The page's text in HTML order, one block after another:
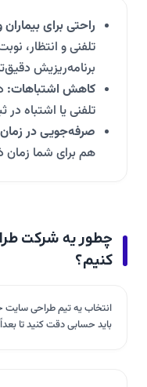
راحتی برای
تلفنی و انتظار،
برنامه‌ریزیش
کاهش اشتباهات:
تلفنی یا اشتباه
صرفه‌جویی در
هم برای شما
چطور یه شرکت
کنیم؟
انتخاب یه تیم طراحی
باید حسابی دقت کنید تا